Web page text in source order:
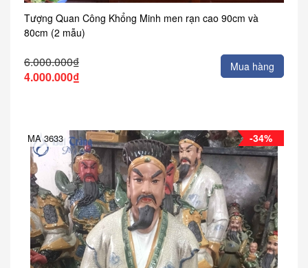
Tượng Quan Công Khổng Minh men rạn cao 90cm và
80cm (2 mẫu)
6.000.000₫
4.000.000₫
Mua hàng
-34%
MA 3633